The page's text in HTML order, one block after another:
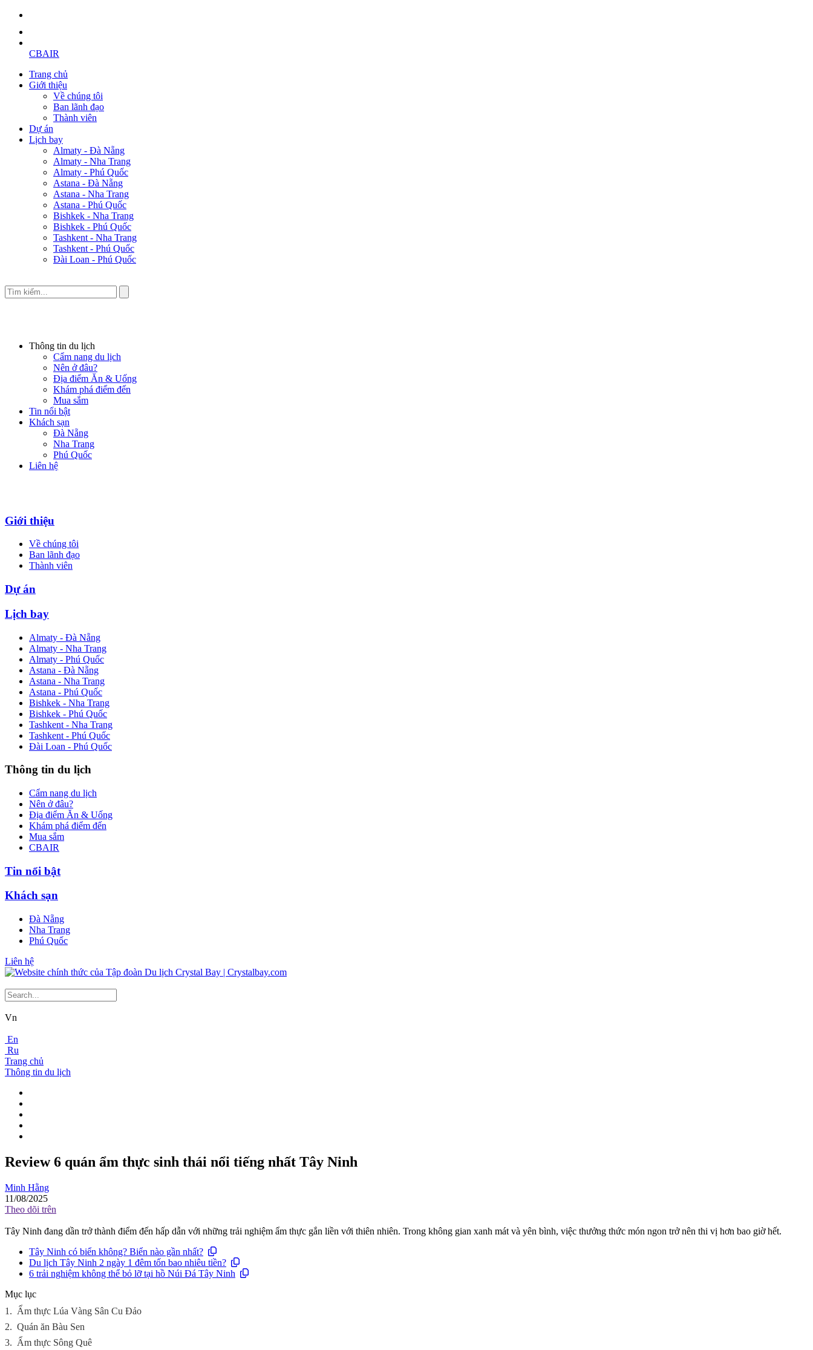
CBAIR
Trang chủ
Giới thiệu
Về chúng tôi
Ban lãnh đạo
Thành viên
Dự án
Lịch bay
Almaty - Đà Nẵng
Almaty - Nha Trang
Almaty - Phú Quốc
Astana - Đà Nẵng
Astana - Nha Trang
Astana - Phú Quốc
Bishkek - Nha Trang
Bishkek - Phú Quốc
Tashkent - Nha Trang
Tashkent - Phú Quốc
Đài Loan - Phú Quốc
Thông tin du lịch
Cẩm nang du lịch
Nên ở đâu?
Địa điểm Ăn & Uống
Khám phá điểm đến
Mua sắm
Tin nổi bật
Khách sạn
Đà Nẵng
Nha Trang
Phú Quốc
Liên hệ
Giới thiệu
Về chúng tôi
Ban lãnh đạo
Thành viên
Dự án
Lịch bay
Almaty - Đà Nẵng
Almaty - Nha Trang
Almaty - Phú Quốc
Astana - Đà Nẵng
Astana - Nha Trang
Astana - Phú Quốc
Bishkek - Nha Trang
Bishkek - Phú Quốc
Tashkent - Nha Trang
Tashkent - Phú Quốc
Đài Loan - Phú Quốc
Thông tin du lịch
Cẩm nang du lịch
Nên ở đâu?
Địa điểm Ăn & Uống
Khám phá điểm đến
Mua sắm
CBAIR
Tin nổi bật
Khách sạn
Đà Nẵng
Nha Trang
Phú Quốc
Liên hệ
Vn
En
Ru
Trang chủ
Thông tin du lịch
Review 6 quán ẩm thực sinh thái nổi tiếng nhất Tây Ninh
Minh Hằng
11/08/2025
Theo dõi trên
Tây Ninh đang dần trở thành điểm đến hấp dẫn với những trải nghiệm ẩm thực gắn liền với thiên nhiên. Trong không gian xanh mát và yên bình, việc thưởng thức món ngon trở nên thi vị hơn bao giờ hết.
Tây Ninh có biển không? Biển nào gần nhất?
Du lịch Tây Ninh 2 ngày 1 đêm tốn bao nhiêu tiền?
6 trải nghiệm không thể bỏ lỡ tại hồ Núi Đá Tây Ninh
Mục lục
1. Ẩm thực Lúa Vàng Sân Cu Đảo
2. Quán ăn Bàu Sen
3. Ẩm thực Sông Quê